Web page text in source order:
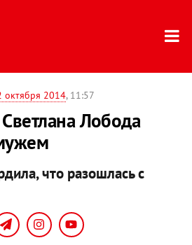
октября 2014, 11:57
Лобода
что разошлась с